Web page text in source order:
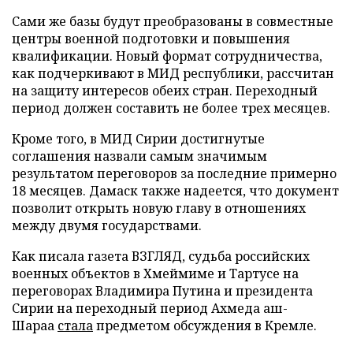
Сами же базы будут преобразованы в совместные
центры военной подготовки и повышения
квалификации. Новый формат сотрудничества,
как подчеркивают в МИД республики, рассчитан
на защиту интересов обеих стран. Переходный
период должен составить не более трех месяцев.
Кроме того, в МИД Сирии достигнутые
соглашения назвали самым значимым
результатом переговоров за последние примерно
18 месяцев. Дамаск также надеется, что документ
позволит открыть новую главу в отношениях
между двумя государствами.
Как писала газета ВЗГЛЯД, судьба российских
военных объектов в Хмеймиме и Тартусе на
переговорах Владимира Путина и президента
Сирии на переходный период Ахмеда аш-
Шараа сталапредметом обсуждения в Кремле.